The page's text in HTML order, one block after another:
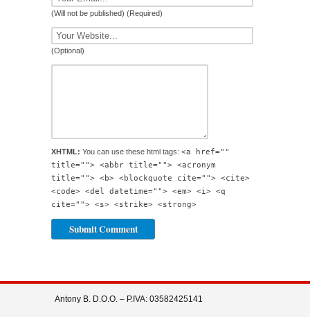
(Will not be published) (Required)
(Optional)
XHTML: You can use these html tags: <a href=""
title=""> <abbr title=""> <acronym
title=""> <b> <blockquote cite=""> <cite>
<code> <del datetime=""> <em> <i> <q
cite=""> <s> <strike> <strong>
Antony B. D.O.O. – P.IVA: 03582425141